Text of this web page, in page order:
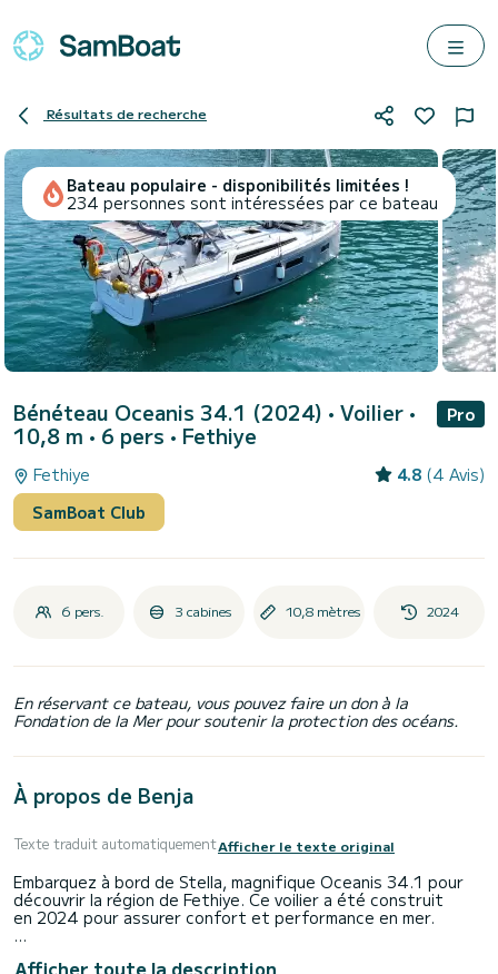
Résultats de recherche
Bateau populaire - disponibilités limitées !
234 personnes sont intéressées par ce bateau
Bénéteau Oceanis 34.1 (2024) • Voilier •
10,8 m • 6 pers • Fethiye
Pro
Fethiye 4.8 (4 Avis)
SamBoat Club
6 pers. 3 cabines 10,8 mètres 2024
En réservant ce bateau, vous pouvez faire un don à la
Fondation de la Mer pour soutenir la protection des océans.
À propos de Benja
Texte traduit automatiquementAfficher le texte original
Embarquez à bord de Stella, magnifique Oceanis 34.1 pour
découvrir la région de Fethiye. Ce voilier a été construit
en 2024 pour assurer confort et performance en mer.
Afficher toute la description